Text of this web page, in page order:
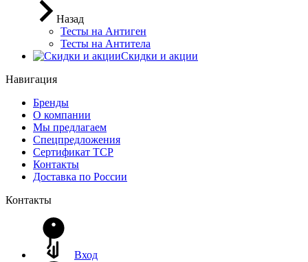
Назад
Тесты на Антиген
Тесты на Антитела
Скидки и акции
Навигация
Бренды
О компании
Мы предлагаем
Спецпредложения
Сертификат ТСР
Контакты
Доставка по России
Контакты
Вход